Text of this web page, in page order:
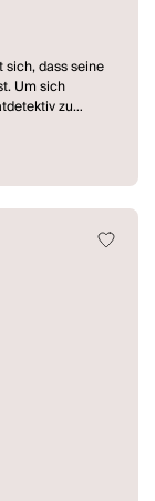
sich, dass seine
Um sich
zu
Belinda
aber nicht